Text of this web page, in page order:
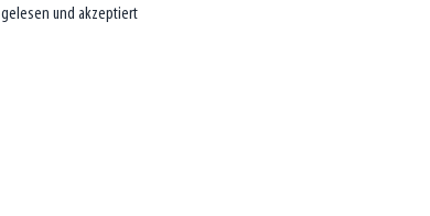
gelesen und akzeptiert